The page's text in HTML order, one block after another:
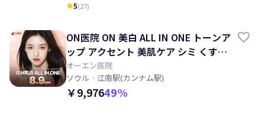
kid_star5(27)
ON医院 ON 美白 ALL IN ONE トーンア
ップ アクセント 美肌ケア シミ くすみ
ほくろ
オーエン医院
ソウル · 江南駅(カンナム駅)
￥9,97649%